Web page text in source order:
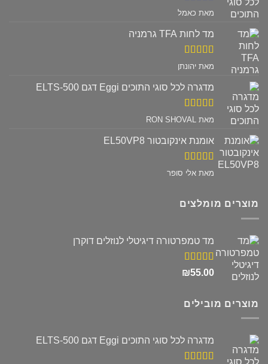
דורג 5מתוך
מאת כאמל
מד לחות TFA גרמניה
דורג 5מתוך
מאת יהונתן
מדגרה לכל סוגי התוכים Eggi דגם ELTS-500
דורג 5מתוך
מאת RON SHOVAL
אומנת אינקובטור EL50VP8
דורג 5מתוך
מאת אלי סופר
מוצרים מומלצים
מד טמפרטורה דיגיטלי לנוזלים דוקרן
דורג5.00
₪55.00
מוצרים מובילים
מדגרה לכל סוגי התוכים Eggi דגם ELTS-500